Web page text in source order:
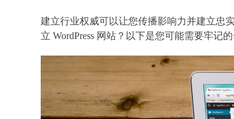
建立行业权威可以让您传播影响力并建立忠
立 WordPress 网站？以下是您可能需要牢记的